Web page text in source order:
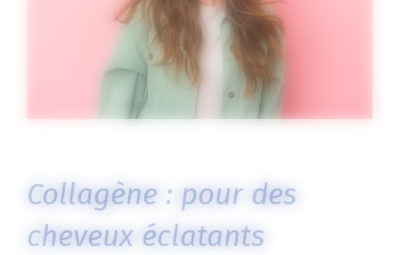
Collagène : pour des
cheveux éclatants